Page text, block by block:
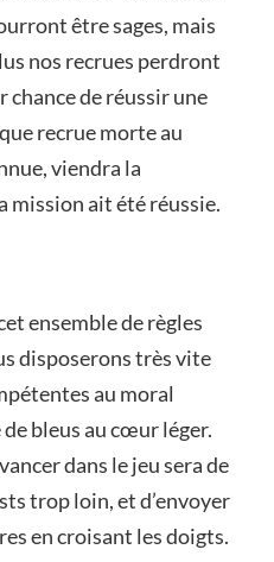
être sages, mais
nos recrues perdront
de réussir une
recrue morte au
viendra la
mission ait été réussie.
ensemble de règles
disposerons très vite
au moral
bleus au cœur léger.
dans le jeu sera de
trop loin, et d’envoyer
en croisant les doigts.